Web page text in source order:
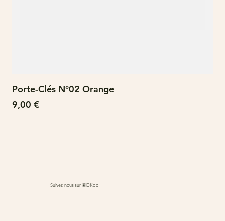
Porte-Clés N°02 Orange
Prix
9,00 €
Suivez-nous sur @IDKdo